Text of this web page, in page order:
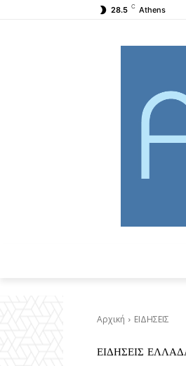
28.5 C Athens
Αρχική ΕΙΔΗΣΕΙΣ
ΕΙΔΗΣΕΙΣ